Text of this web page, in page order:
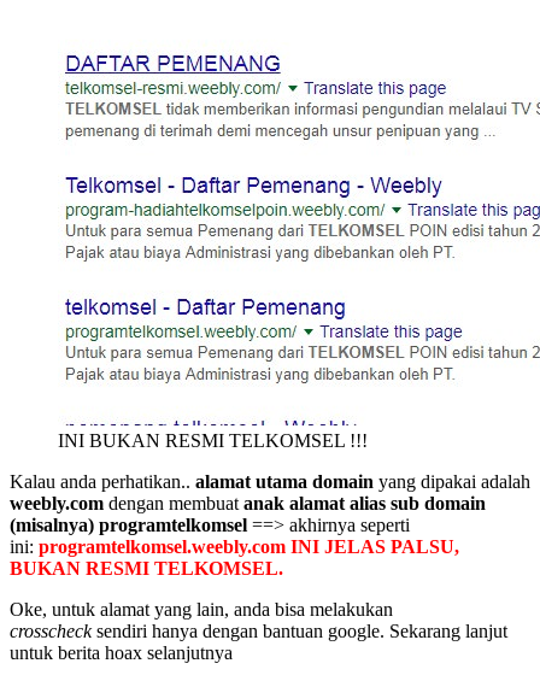
INI BUKAN RESMI TELKOMSEL !!!
Kalau anda perhatikan.. alamat utama domain yang dipakai adalah
weebly.com dengan membuat anak alamat alias sub domain
(misalnya) programtelkomsel ==> akhirnya seperti
ini: programtelkomsel.weebly.com INI JELAS PALSU,
BUKAN RESMI TELKOMSEL.
Oke, untuk alamat yang lain, anda bisa melakukan
crosschecksendiri hanya dengan bantuan google. Sekarang lanjut
untuk berita hoax selanjutnya